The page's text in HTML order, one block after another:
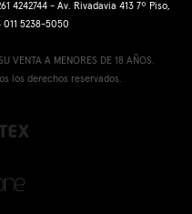
4242744 - Av. Rivadavia 413 7º Piso,
011 5238-5050
VENTA A MENORES DE 18 AÑOS.
los derechos reservados.